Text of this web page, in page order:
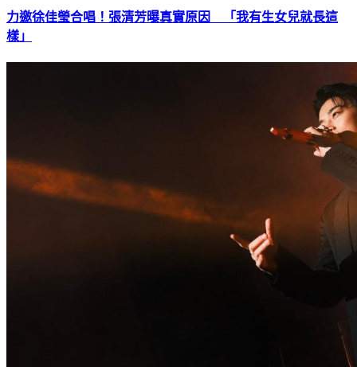
力邀徐佳瑩合唱！張清芳曝真實原因 「我有生女兒就長這
樣」